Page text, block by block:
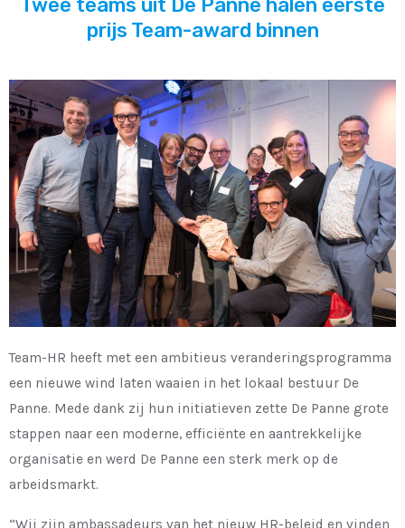
Twee teams uit De Panne halen eerste
prijs Team-award binnen
Team-HR heeft met een ambitieus veranderingsprogramma
een nieuwe wind laten waaien in het lokaal bestuur De
Panne. Mede dank zij hun initiatieven zette De Panne grote
stappen naar een moderne, efficiënte en aantrekkelijke
organisatie en werd De Panne een sterk merk op de
arbeidsmarkt.
“Wij zijn ambassadeurs van het nieuw HR-beleid en vinden